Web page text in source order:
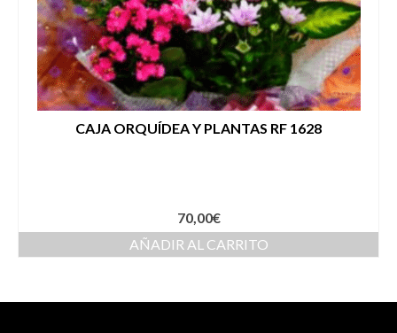
CAJA ORQUÍDEA Y PLANTAS RF 1628
70,00€
AÑADIR AL CARRITO